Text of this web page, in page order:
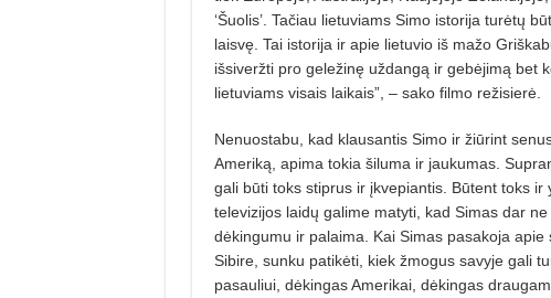
‘Šuolis’. Tačiau lietuviams Simo istorija turėtų
laisvę. Tai istorija ir apie lietuvio iš mažo
išsiveržti pro geležinę uždangą ir gebėjimą bet
lietuviams visais laikais”, – sako filmo režisierė.
Nenuostabu, kad klausantis Simo ir žiūrint
Ameriką, apima tokia šiluma ir jaukumas.
gali būti toks stiprus ir įkvepiantis. Būtent toks ir
televizijos laidų galime matyti, kad Simas dar
dėkingumu ir palaima. Kai Simas pasakoja
Sibire, sunku patikėti, kiek žmogus savyje gali
pasauliui, dėkingas Amerikai, dėkingas